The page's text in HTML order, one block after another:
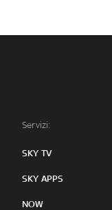
Servizi:
SKY TV
SKY APPS
NOW